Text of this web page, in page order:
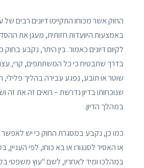
החוק אשר מכוחו התקיימו דיונים רבים של
באמצעות היוועדות חזותית, מעגן את
לקיום דיונים כאמור. בין היתר, נקבע בחוק
בדרך שתבטיח כי כל המשתתפים, קרי,
שוטר או תובע, נפגע עבירה בהליך
שנוכחותו בדיון נדרשת – רואים זה את זה
במהלך הדיון.
כמו כן, נקבע במסגרת החוק כי יש לאפשר
או האסיר לסנגורו או בא כוחו, לפי העניין,
במהלכו ומיד לאחריו, לשם "עוץ משפטי